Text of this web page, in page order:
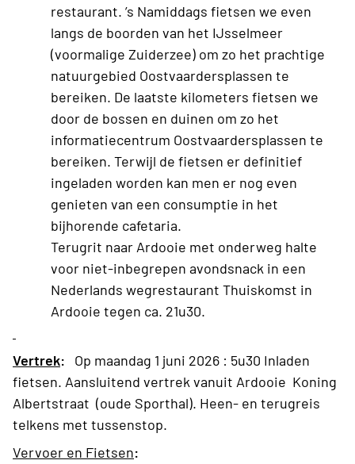
restaurant. ’s Namiddags fietsen we even
langs de boorden van het IJsselmeer
(voormalige Zuiderzee) om zo het prachtige
natuurgebied Oostvaardersplassen te
bereiken. De laatste kilometers fietsen we
door de bossen en duinen om zo het
informatiecentrum Oostvaardersplassen te
bereiken. Terwijl de fietsen er definitief
ingeladen worden kan men er nog even
genieten van een consumptie in het
bijhorende cafetaria.
Terugrit naar Ardooie met onderweg halte
voor niet-inbegrepen avondsnack in een
Nederlands wegrestaurant Thuiskomst in
Ardooie tegen ca. 21u30.
Vertrek: Op maandag 1 juni 2026 : 5u30 Inladen
fietsen. Aansluitend vertrek vanuit Ardooie Koning
Albertstraat (oude Sporthal). Heen- en terugreis
telkens met tussenstop.
Vervoer en Fietsen: